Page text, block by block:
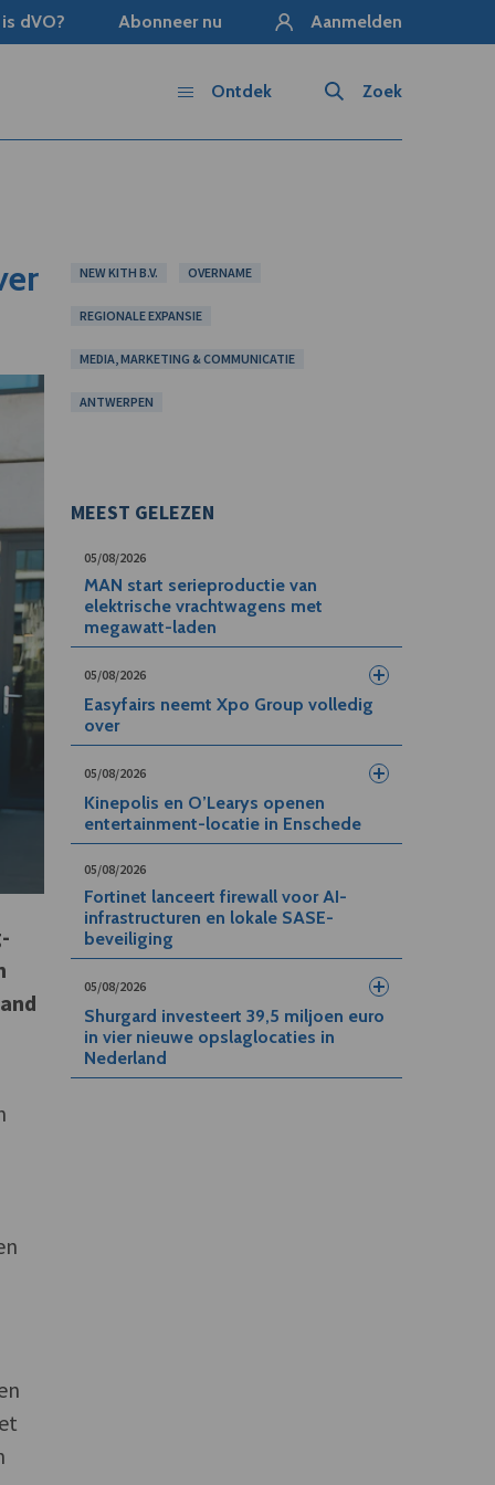
dVO? Abonneer nu Aanmelden
Zoek
Ontdek
NEW KITH B.V. OVERNAME
REGIONALE EXPANSIE
MEDIA, MARKETING & COMMUNICATIE
ANTWERPEN
MEEST GELEZEN
05/08/2026
MAN start serieproductie van
elektrische vrachtwagens met
megawatt-laden
05/08/2026
Easyfairs neemt Xpo Group volledig
over
05/08/2026
Kinepolis en O’Learys openen
entertainment-locatie in Enschede
05/08/2026
Fortinet lanceert firewall voor AI-
infrastructuren en lokale SASE-
beveiliging
05/08/2026
Shurgard investeert 39,5 miljoen euro
in vier nieuwe opslaglocaties in
Nederland